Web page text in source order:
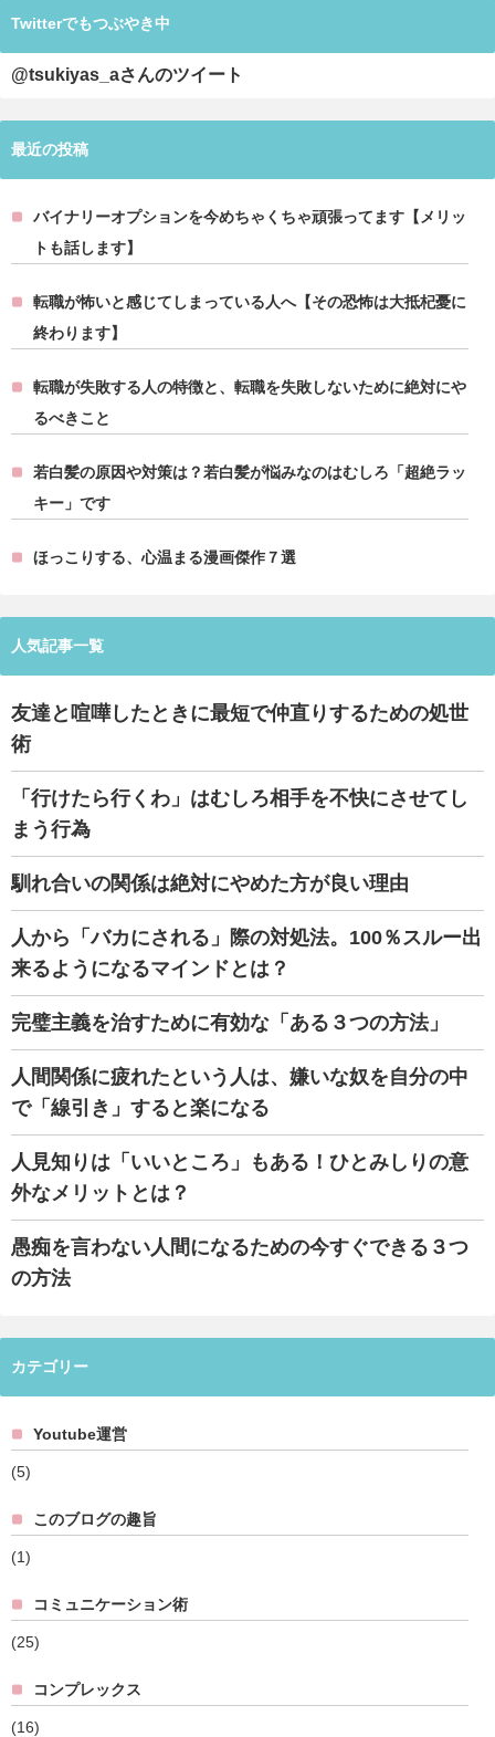
Twitterでもつぶやき中
@tsukiyas_aさんのツイート
最近の投稿
バイナリーオプションを今めちゃくちゃ頑張ってます【メリッ
トも話します】
転職が怖いと感じてしまっている人へ【その恐怖は大抵杞憂に
終わります】
転職が失敗する人の特徴と、転職を失敗しないために絶対にや
るべきこと
若白髪の原因や対策は？若白髪が悩みなのはむしろ「超絶ラッ
キー」です
ほっこりする、心温まる漫画傑作７選
人気記事一覧
友達と喧嘩したときに最短で仲直りするための処世
術
「行けたら行くわ」はむしろ相手を不快にさせてし
まう行為
馴れ合いの関係は絶対にやめた方が良い理由
人から「バカにされる」際の対処法。100％スルー出
来るようになるマインドとは？
完璧主義を治すために有効な「ある３つの方法」
人間関係に疲れたという人は、嫌いな奴を自分の中
で「線引き」すると楽になる
人見知りは「いいところ」もある！ひとみしりの意
外なメリットとは？
愚痴を言わない人間になるための今すぐできる３つ
の方法
カテゴリー
Youtube運営
(5)
このブログの趣旨
(1)
コミュニケーション術
(25)
コンプレックス
(16)